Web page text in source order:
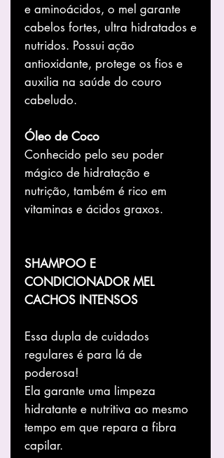
e aminoácidos, o mel garante
cabelos fortes, ultra hidratados e
nutridos. Possui ação
antioxidante, protege os fios e
auxilia na saúde do couro
cabeludo.
Óleo de Coco
Conhecido pelo seu poder
mágico de hidratação e
nutrição, também é rico em
vitaminas e ácidos graxos.
SHAMPOO E
CONDICIONADOR MEL
CACHOS INTENSOS
Essa dupla de cuidados
regulares é para lá de
poderosa!
Ela garante uma limpeza
hidratante e nutritiva ao mesmo
tempo em que repara a fibra
capilar.